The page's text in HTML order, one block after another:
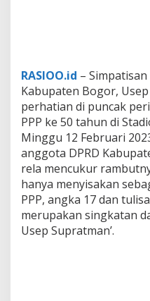
RASIOO.id – Simpatisan
Kabupaten Bogor,
perhatian di puncak
PPP ke 50 tahun di
Minggu 12 Februari
anggota DPRD
rela mencukur
hanya menyisakan
PPP, angka 17 dan
merupakan singkatan
Usep Supratman’.